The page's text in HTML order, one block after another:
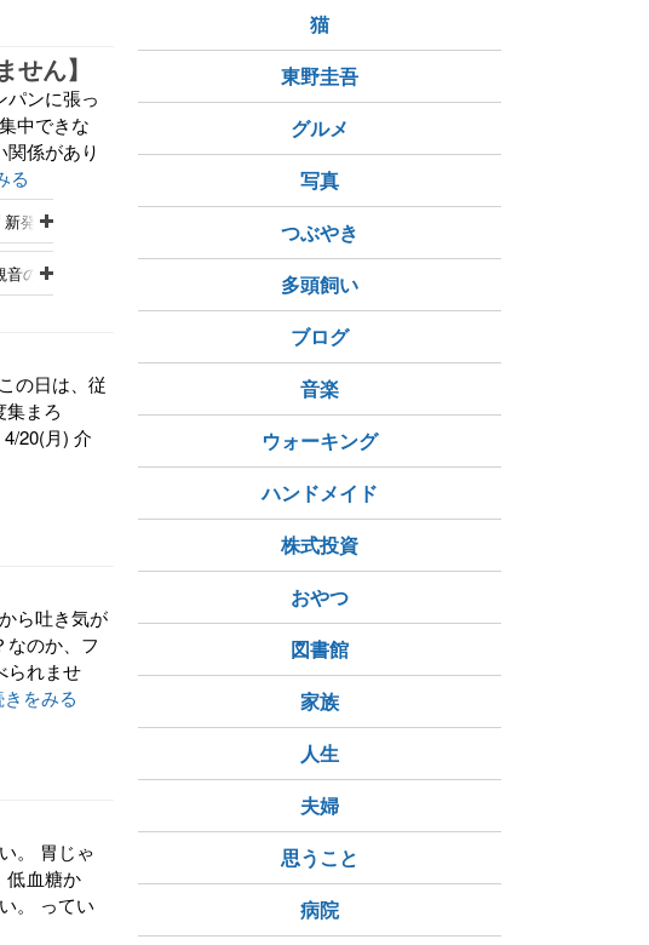
せん】
パンに張っ
中できな
係があり
る
新発田市整体 肩こり
の湯ざぶ～ん 新潟県運転免許センター
の日は、従
集まろ
20(月) 介
ら吐き気が
なのか、フ
られませ
きをみる
。 胃じゃ
低血糖か
。 ってい
猫
東野圭吾
グルメ
写真
つぶやき
多頭飼い
ブログ
音楽
ウォーキング
ハンドメイド
株式投資
おやつ
図書館
家族
人生
夫婦
思うこと
病院